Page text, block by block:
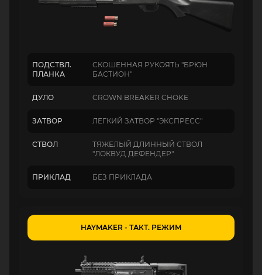
ПОДСТВЛ.
ПЛАНКА
СКОШЕННАЯ РУКОЯТЬ "БРЮН
БАСТИОН"
ДУЛО CROWN BREAKER CHOKE
ЗАТВОР ЛЕГКИЙ ЗАТВОР "ЭКСПРЕСС"
СТВОЛ
ТЯЖЕЛЫЙ ДЛИННЫЙ СТВОЛ
"ЛОКВУД ДЕФЕНДЕР"
ПРИКЛАД БЕЗ ПРИКЛАДА
HAYMAKER - ТАКТ. РЕЖИМ